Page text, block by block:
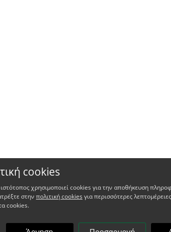
cookies
χρησιμοποιεί cookies για την αποθήκευση
στην πολιτική cookies για περισσότερες
cookies.